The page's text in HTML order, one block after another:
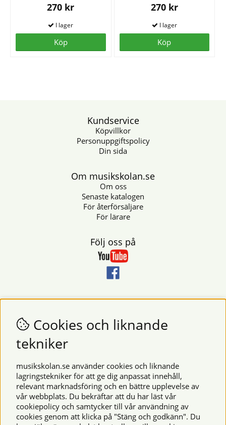
270 kr
Köp
270 kr
Köp
Kundservice
Köpvillkor
Personuppgiftspolicy
Din sida
Om musikskolan.se
Om oss
Senaste katalogen
För återförsäljare
För lärare
Följ oss på
Nyhetsbrev
Vill du få nyheter och erbjudanden från oss? Fyll då i din e-
postadress i fältet nedan.
Säkra betalningar
Cookies och liknande
tekniker
musikskolan.se använder cookies och liknande
lagringstekniker för att ge dig anpassat innehåll,
relevant marknadsföring och en bättre upplevelse av
vår webbplats. Du bekräftar att du har läst vår
cookiepolicy och samtycker till vår användning av
cookies genom att klicka på "Stäng och godkänn". Du